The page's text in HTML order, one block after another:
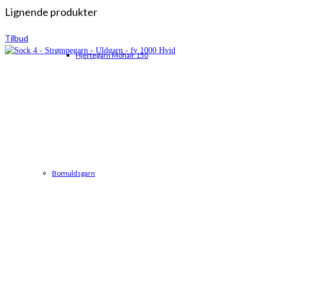
Hjertegarn Mohair 150
Bomuldsgarn
Lignende produkter
Tilbud